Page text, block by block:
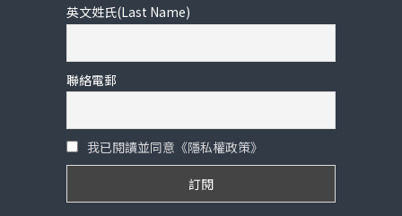
英文姓氏(Last Name)
聯絡電郵
我已閱讀並同意《隱私權政策》